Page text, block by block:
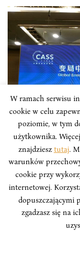
Analityk
Lipiński na
Belt and
Connectivity
Maciej Lipiński,
W ramach serwisu
cookie w celu
poziomie, w tym
użytkownika.
znajdziesz tutaj.
warunków
cookie przy
internetowej.
dopuszczającymi
zgadzasz się na